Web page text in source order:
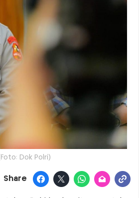
Dok Polri)
Share